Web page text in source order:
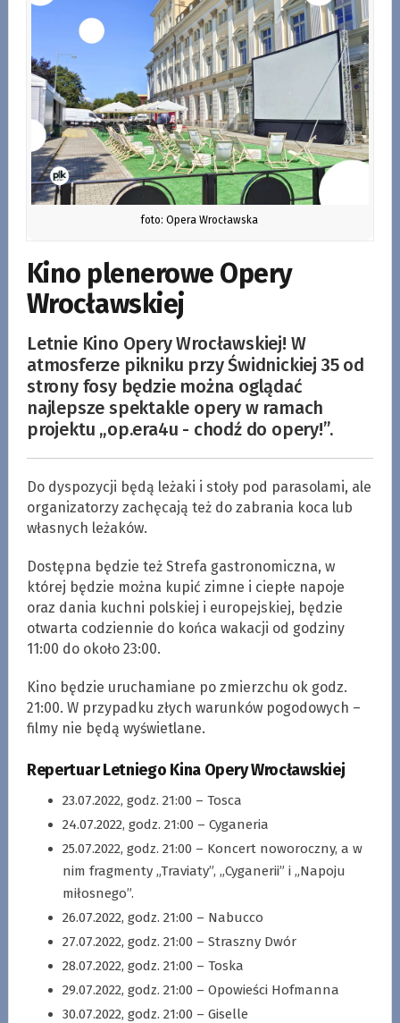
foto: Opera Wrocławska
Kino plenerowe Opery
Wrocławskiej
Letnie Kino Opery Wrocławskiej! W
atmosferze pikniku przy Świdnickiej 35 od
strony fosy będzie można oglądać
najlepsze spektakle opery w ramach
projektu „op.era4u - chodź do opery!”.
Do dyspozycji będą leżaki i stoły pod parasolami, ale
organizatorzy zachęcają też do zabrania koca lub
własnych leżaków.
Dostępna będzie też Strefa gastronomiczna, w
której będzie można kupić zimne i ciepłe napoje
oraz dania kuchni polskiej i europejskiej, będzie
otwarta codziennie do końca wakacji od godziny
11:00 do około 23:00.
Kino będzie uruchamiane po zmierzchu ok godz.
21:00. W przypadku złych warunków pogodowych –
filmy nie będą wyświetlane.
Repertuar Letniego Kina Opery Wrocławskiej
23.07.2022, godz. 21:00 – Tosca
24.07.2022, godz. 21:00 – Cyganeria
25.07.2022, godz. 21:00 – Koncert noworoczny, a w
nim fragmenty „Traviaty”, „Cyganerii” i „Napoju
miłosnego”.
26.07.2022, godz. 21:00 – Nabucco
27.07.2022, godz. 21:00 – Straszny Dwór
28.07.2022, godz. 21:00 – Toska
29.07.2022, godz. 21:00 – Opowieści Hofmanna
30.07.2022, godz. 21:00 – Giselle